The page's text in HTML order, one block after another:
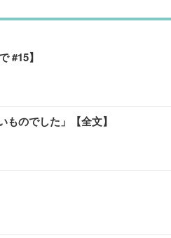
#15】
のでした」【全文】